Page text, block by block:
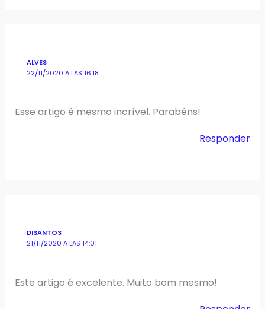
ALVES
22/11/2020 A LAS 16:18
Esse artigo é mesmo incrível. Parabéns!
Responder
DISANTOS
21/11/2020 A LAS 14:01
Este artigo é excelente. Muito bom mesmo!